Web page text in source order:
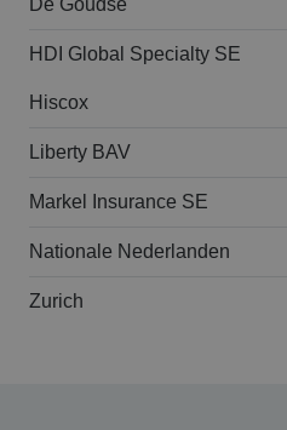
De Goudse
HDI Global Specialty SE
Hiscox
Liberty BAV
Markel Insurance SE
Nationale Nederlanden
Zurich